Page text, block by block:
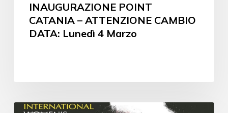
INAUGURAZIONE POINT
CATANIA – ATTENZIONE CAMBIO
DATA: Lunedì 4 Marzo